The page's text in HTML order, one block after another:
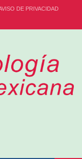
DE PRIVACIDAD